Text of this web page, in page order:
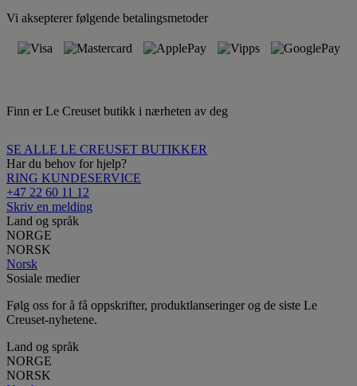
Vi aksepterer følgende betalingsmetoder
Finn er Le Creuset butikk i nærheten av deg
SE ALLE LE CREUSET BUTIKKER
Har du behov for hjelp?
RING KUNDESERVICE
+47 22 60 11 12
Skriv en melding
Land og språk
NORGE
NORSK
Norsk
Sosiale medier
Følg oss for å få oppskrifter, produktlanseringer og de siste Le
Creuset-nyhetene.
Land og språk
NORGE
NORSK